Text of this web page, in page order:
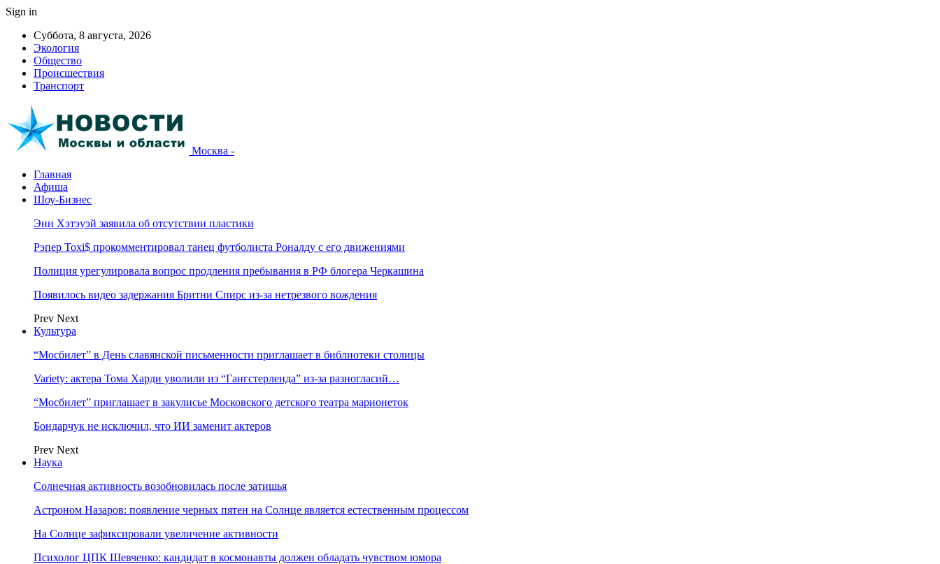
Sign in
Суббота, 8 августа, 2026
Экология
Общество
Происшествия
Транспорт
Москва -
Главная
Афиша
Шоу-Бизнес
Энн Хэтэуэй заявила об отсутствии пластики
Рэпер Toxi$ прокомментировал танец футболиста Роналду с его движениями
Полиция урегулировала вопрос продления пребывания в РФ блогера Черкашина
Появилось видео задержания Бритни Спирс из-за нетрезвого вождения
Prev Next
Культура
“Мосбилет” в День славянской письменности приглашает в библиотеки столицы
Variety: актера Тома Харди уволили из “Гангстерленда” из-за разногласий…
“Мосбилет” приглашает в закулисье Московского детского театра марионеток
Бондарчук не исключил, что ИИ заменит актеров
Prev Next
Наука
Солнечная активность возобновилась после затишья
Астроном Назаров: появление черных пятен на Солнце является естественным процессом
На Солнце зафиксировали увеличение активности
Психолог ЦПК Шевченко: кандидат в космонавты должен обладать чувством юмора